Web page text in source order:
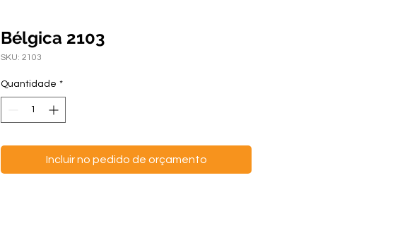
Bélgica 2103
SKU: 2103
Quantidade *
Incluir no pedido de orçamento